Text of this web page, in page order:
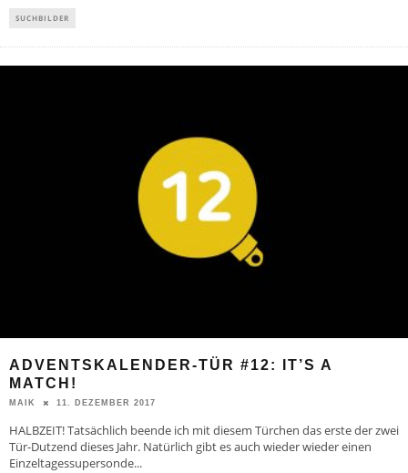
SUCHBILDER
ADVENTSKALENDER-TÜR #12: IT’S A
MATCH!
MAIK 11. DEZEMBER 2017
HALBZEIT! Tatsächlich beende ich mit diesem Türchen das erste der zwei
Tür-Dutzend dieses Jahr. Natürlich gibt es auch wieder wieder einen
Einzeltagessupersonde...